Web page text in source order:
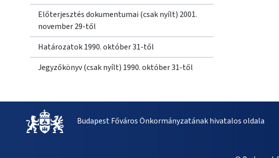
Előterjesztés dokumentumai (csak nyílt) 2001.
november 29-től
Határozatok 1990. október 31-től
Jegyzőkönyv (csak nyílt) 1990. október 31-től
Budapest Főváros Önkormányzatának hivatalos oldala